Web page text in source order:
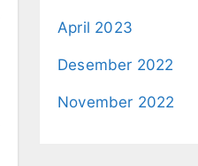
April 2023
Desember 2022
November 2022